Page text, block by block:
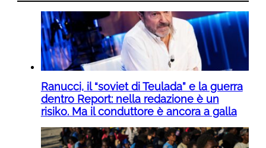
Ranucci, il “soviet di Teulada” e la guerra
dentro Report: nella redazione è un
risiko. Ma il conduttore è ancora a galla